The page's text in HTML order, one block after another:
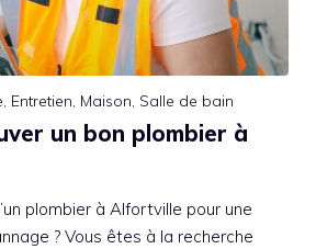
, Entretien, Maison, Salle de bain
un bon plombier à
plombier à Alfortville pour une
? Vous êtes à la recherche